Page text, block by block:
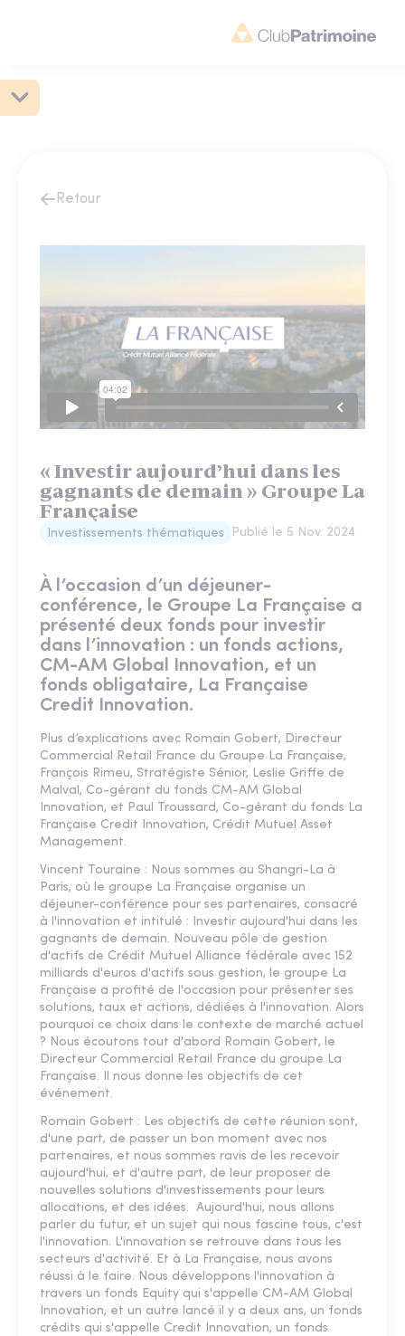
Retour
« Investir aujourd’hui dans les
gagnants de demain » Groupe La
Française
Investissements thématiques Publié le 5 Nov. 2024
À l’occasion d’un déjeuner-
conférence, le Groupe La Française a
présenté deux fonds pour investir
dans l’innovation : un fonds actions,
CM-AM Global Innovation, et un
fonds obligataire, La Française
Credit Innovation.
Plus d’explications avec Romain Gobert, Directeur
Commercial Retail France du Groupe La Française,
François Rimeu, Stratégiste Sénior, Leslie Griffe de
Malval, Co-gérant du fonds CM-AM Global
Innovation, et Paul Troussard, Co-gérant du fonds La
Française Credit Innovation, Crédit Mutuel Asset
Management.
Vincent Touraine : Nous sommes au Shangri-La à
Paris, où le groupe La Française organise un
déjeuner-conférence pour ses partenaires, consacré
à l'innovation et intitulé : Investir aujourd'hui dans les
gagnants de demain. Nouveau pôle de gestion
d'actifs de Crédit Mutuel Alliance fédérale avec 152
milliards d'euros d'actifs sous gestion, le groupe La
Française a profité de l'occasion pour présenter ses
solutions, taux et actions, dédiées à l'innovation. Alors
pourquoi ce choix dans le contexte de marché actuel
? Nous écoutons tout d'abord Romain Gobert, le
Directeur Commercial Retail France du groupe La
Française. Il nous donne les objectifs de cet
événement.
Romain Gobert : Les objectifs de cette réunion sont,
d'une part, de passer un bon moment avec nos
partenaires, et nous sommes ravis de les recevoir
aujourd'hui, et d'autre part, de leur proposer de
nouvelles solutions d'investissements pour leurs
allocations, et des idées. Aujourd'hui, nous allons
parler du futur, et un sujet qui nous fascine tous, c'est
l'innovation. L'innovation se retrouve dans tous les
secteurs d'activité. Et à La Française, nous avons
réussi à le faire. Nous développons l'innovation à
travers un fonds Equity qui s'appelle CM-AM Global
Innovation, et un autre lancé il y a deux ans, un fonds
crédits qui s'appelle Credit Innovation, un fonds